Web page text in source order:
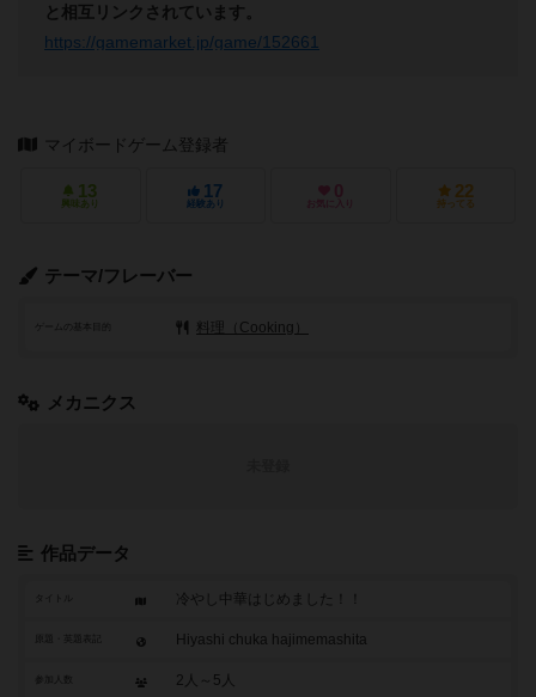
と相互リンクされています。
https://gamemarket.jp/game/152661
マイボードゲーム登録者
13
興味あり
17
経験あり
0
お気に入り
22
持ってる
テーマ/フレーバー
ゲームの基本目的 料理（Cooking）
メカニクス
作品データ
タイトル 冷やし中華はじめました！！
Hiyashi chuka hajimemashita
参加人数 2人～5人